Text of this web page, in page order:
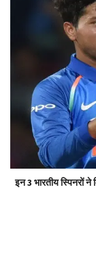
इन 3 भारतीय स्पिनरों